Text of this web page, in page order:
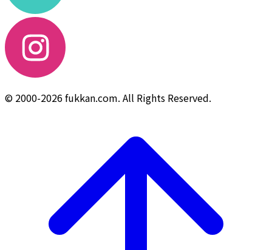
© 2000-2026 fukkan.com. All Rights Reserved.